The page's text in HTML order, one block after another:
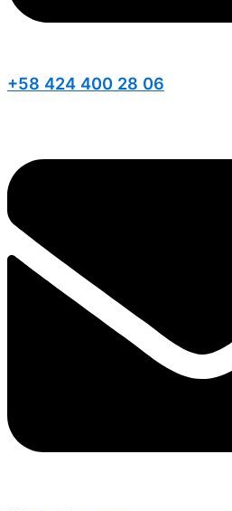
+58 424 400 28 06